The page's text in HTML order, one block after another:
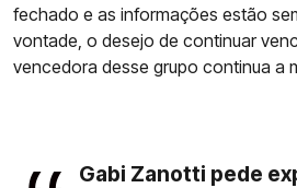
fechado e as informações estão
vontade, o desejo de continuar
vencedora desse grupo continua a
Gabi Zanotti pede